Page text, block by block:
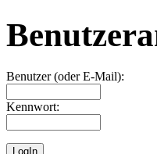
Benutzer (oder E-Mail):
Kennwort: